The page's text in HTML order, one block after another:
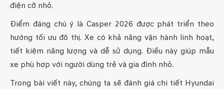
điện cỡ nhỏ.
Điểm đáng chú ý là Casper 2026 được phát triển theo
hướng tối ưu đô thị. Xe có khả năng vận hành linh hoạt,
tiết kiệm năng lượng và dễ sử dụng. Điều này giúp mẫu
xe phù hợp với người dùng trẻ và gia đình nhỏ.
Trong bài viết này, chúng ta sẽ đánh giá chi tiết Hyundai